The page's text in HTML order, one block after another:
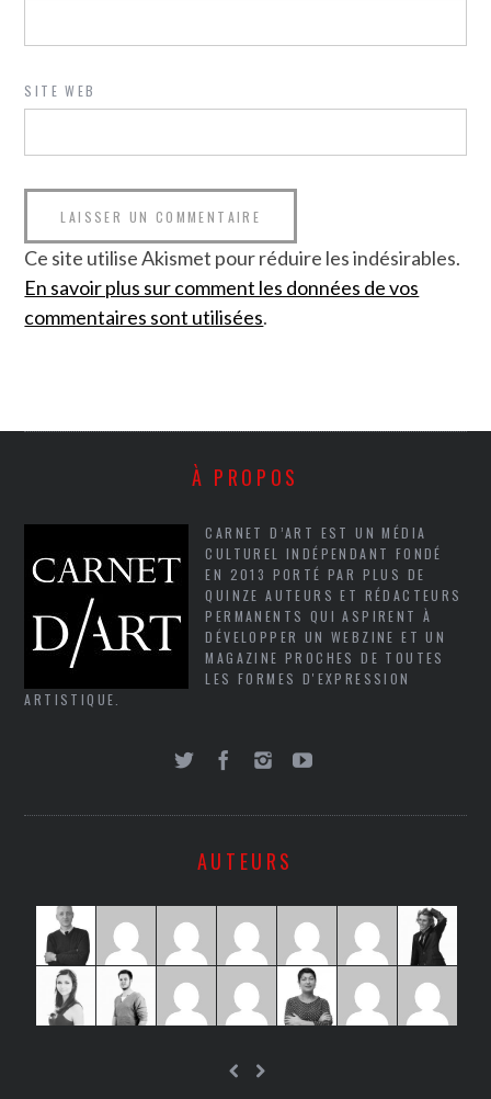
SITE WEB
Ce site utilise Akismet pour réduire les indésirables.
En savoir plus sur comment les données de vos
commentaires sont utilisées.
À PROPOS
CARNET D’ART EST UN MÉDIA
CULTUREL INDÉPENDANT FONDÉ
EN 2013 PORTÉ PAR PLUS DE
QUINZE AUTEURS ET RÉDACTEURS
PERMANENTS QUI ASPIRENT À
DÉVELOPPER UN WEBZINE ET UN
MAGAZINE PROCHES DE TOUTES
LES FORMES D'EXPRESSION
ARTISTIQUE.
AUTEURS